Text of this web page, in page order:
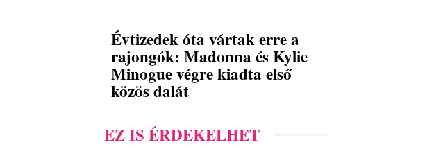
Évtizedek óta vártak erre a
rajongók: Madonna és Kylie
Minogue végre kiadta első
közös dalát
EZ IS ÉRDEKELHET